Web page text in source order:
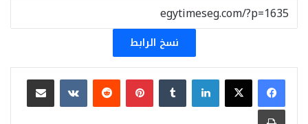
نسخ الرابط
لينكدإن بينتيريست
مشاركة عبر البريد
طباعة